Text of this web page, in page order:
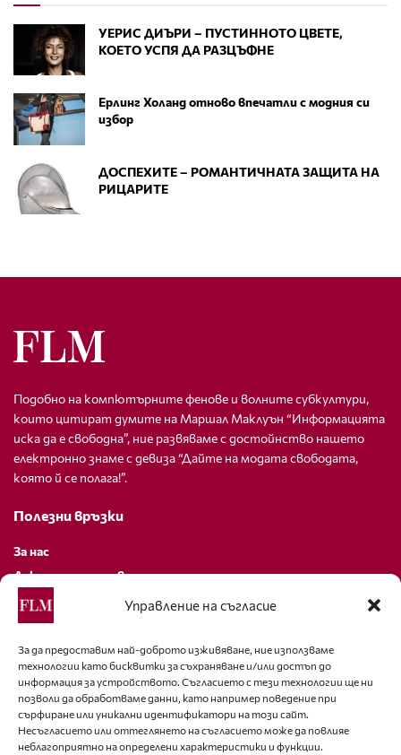
Управление на съгласие
За да предоставим най-доброто изживяване, ние използваме
технологии като бисквитки за съхраняване и/или достъп до
информация за устройството. Съгласието с тези технологии ще ни
позволи да обработваме данни, като например поведение при
сърфиране или уникални идентификатори на този сайт.
Несъгласието или оттеглянето на съгласието може да повлияе
неблагоприятно на определени характеристики и функции.
УЕРИС ДИЪРИ – ПУСТИННОТО ЦВЕТЕ,
КОЕТО УСПЯ ДА РАЗЦЪФНЕ
Ерлинг Холанд отново впечатли с модния си
избор
ДОСПЕХИТЕ – РОМАНТИЧНАТА ЗАЩИТА НА
РИЦАРИТЕ
Подобно на компютърните фенове и волните субкултури,
които цитират думите на Маршал Маклуън “Информацията
иска да е свободна”, ние развяваме с достойнство нашето
електронно знаме с девиза “Дайте на модата свободата,
която й се полага!”.
Полезни връзки
За нас
Декларация за поверителност
Политика за бисквитки
За контакти
editor@fashion-lifestyle.net
+359 88 227 33 47
Последвайте ни